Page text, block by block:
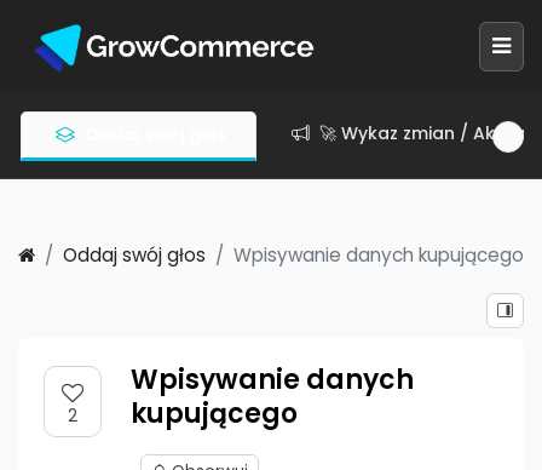
🚀 Wykaz zmian /
Oddaj swój głos Wpisywanie danych kupującego
2
Wpisywanie danych
kupującego